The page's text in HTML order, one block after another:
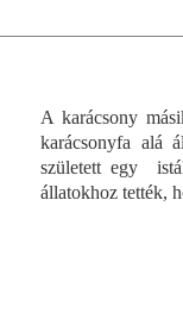
A karácsony
karácsonyfa alá
született egy
állatokhoz tették,